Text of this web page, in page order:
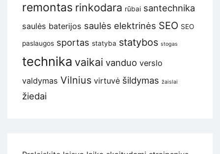
remontas rinkodara rūbai santechnika
saulės baterijos saulės elektrinės SEO SEO
paslaugos sportas statyba statybos stogas
technika vaikai vanduo verslo
valdymas Vilnius virtuvė šildymas žaislai
žiedai